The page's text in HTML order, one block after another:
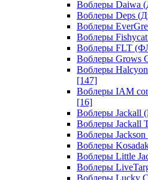
Воблеры Daiwa
Воблеры Deps
Воблеры
Воблеры
Воблеры FLT
Воблеры Grows
Воблеры
[147]
Воблеры IAM
[16]
Воблеры Jackall
Воблеры Jackall
Воблеры
Воблеры
Воблеры Little
Воблеры